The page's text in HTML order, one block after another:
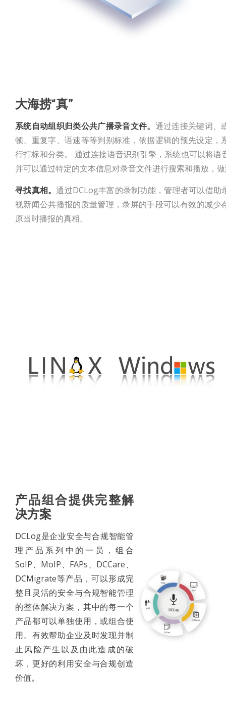
大海捞“真”
系统自动组织归类公共广播录音文件。 通过连接关键词、
顿、重复字、语速等等判别标准，依据逻辑的预先设定，
行打标和分类。 通过连接语音识别引擎，系统也可以将语
并可以通过特定的文本信息对录音文件进行搜索和播放，做
寻找真相。通过DCLog丰富的录制功能，管理者可以借助
视新闻公共播报的质量管理，录屏的手段可以有效的减少
原当时播报的真相。
产品组合提供完整解
决方案
DCLog是企业安全与合规智能管
理产品系列中的一员，组合
SoIP、MoIP、FAPs、DCCare、
DCMigrate等产品，可以形成完
整且灵活的安全与合规智能管理
的整体解决方案，其中的每一个
产品都可以单独使用，或组合使
用。有效帮助企业及时发现并制
止风险产生以及由此造成的破
坏，更好的利用安全与合规创造
价值。